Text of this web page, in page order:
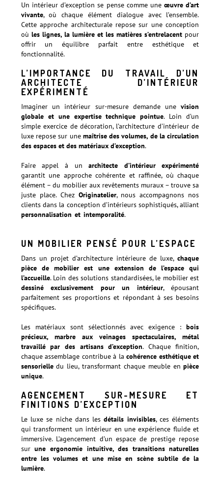
Un intérieur d’exception se pense comme uneœuvre d’art
vivante, où chaque élément dialogue avec l’ensemble.
Cette approche architecturale repose sur une conception
où les lignes, la lumière et les matières s’entrelacent pour
offrir un équilibre parfait entre esthétique et
fonctionnalité.
L’IMPORTANCE DU TRAVAIL D’UN
ARCHITECTE D’INTÉRIEUR
EXPÉRIMENTÉ
Imaginer un intérieur sur-mesure demande unevision
globale et une expertise technique pointue. Loin d’un
simple exercice de décoration, l’architecture d’intérieur de
luxe repose sur une maîtrise des volumes, de la circulation
des espaces et des matériaux d’exception.
Faire appel à unarchitecte d’intérieur expérimenté
garantit une approche cohérente et raffinée, où chaque
élément – du mobilier aux revêtements muraux – trouve sa
juste place. Chez Originatelier, nous accompagnons nos
clients dans la conception d’intérieurs sophistiqués, alliant
personnalisation et intemporalité.
UN MOBILIER PENSÉ POUR L’ESPACE
Dans un projet d’architecture intérieure de luxe,chaque
pièce de mobilier est une extension de l’espace qui
l’accueille. Loin des solutions standardisées, le mobilier est
dessiné exclusivement pour un intérieur, épousant
parfaitement ses proportions et répondant à ses besoins
spécifiques.
Les matériaux sont sélectionnés avec exigence :bois
précieux, marbre aux veinages spectaculaires, métal
travaillé par des artisans d’exception. Chaque finition,
chaque assemblage contribue à lacohérence esthétique et
sensorielledu lieu, transformant chaque meuble enpièce
unique.
AGENCEMENT SUR-MESURE ET
FINITIONS D’EXCEPTION
Le luxe se niche dans lesdétails invisibles, ces éléments
qui transforment un intérieur en une expérience fluide et
immersive. L’agencement d’un espace de prestige repose
surune ergonomie intuitive, des transitions naturelles
entre les volumes et une mise en scène subtile de la
lumière.